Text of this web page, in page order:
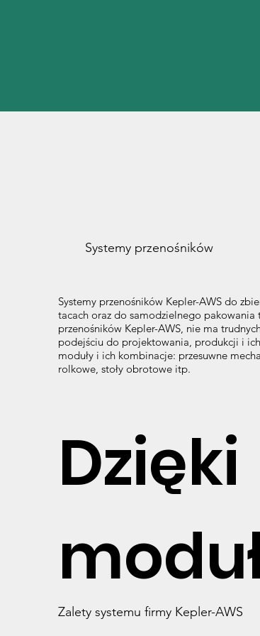
Systemy przenośników
Systemy przenośników Kepler-AWS do
tacach oraz do samodzielnego
przenośników Kepler-AWS, nie ma
podejściu do projektowania, produkcji i
moduły i ich kombinacje: przesuwne
rolkowe, stoły obrotowe itp.
Dzięki
Zalety systemu firmy Kepler-AWS